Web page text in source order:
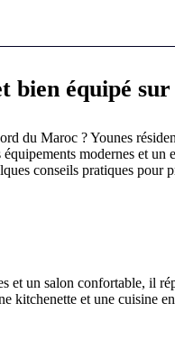
bien équipé
du Maroc ? Younes
modernes et
conseils pratiques
un salon confortable, il
et une cuisine